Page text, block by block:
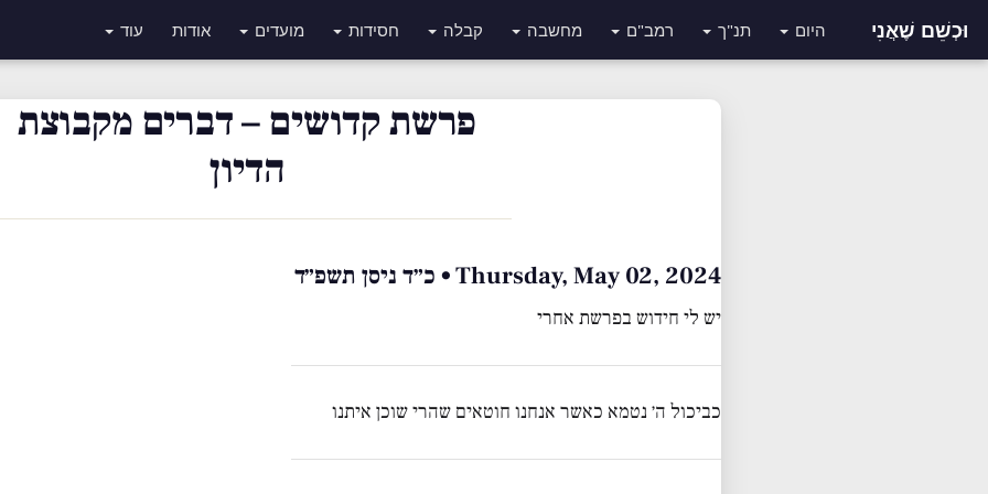
וּכְשֵׁם שֶׁאֲנִי היום תנ"ך רמב"ם מחשבה קבלה חסידות מועדים אודות עוד
פרשת קדושים – דברים מקבוצת
הדיון
Thursday, May 02, 2024 • כ״ד ניסן תשפ״ד
יש לי חידוש בפרשת אחרי
כביכול ה׳ נטמא כאשר אנחנו חוטאים שהרי שוכן איתנו